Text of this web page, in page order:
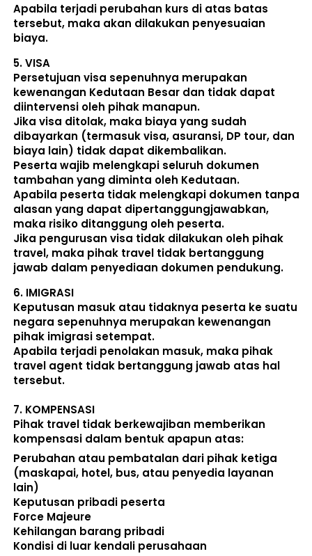
Apabila terjadi perubahan kurs di atas batas
tersebut, maka akan dilakukan penyesuaian
biaya.
5. VISA
Persetujuan visa sepenuhnya merupakan
kewenangan Kedutaan Besar dan tidak dapat
diintervensi oleh pihak manapun.
Jika visa ditolak, maka biaya yang sudah
dibayarkan (termasuk visa, asuransi, DP tour, dan
biaya lain) tidak dapat dikembalikan.
Peserta wajib melengkapi seluruh dokumen
tambahan yang diminta oleh Kedutaan.
Apabila peserta tidak melengkapi dokumen tanpa
alasan yang dapat dipertanggungjawabkan,
maka risiko ditanggung oleh peserta.
Jika pengurusan visa tidak dilakukan oleh pihak
travel, maka pihak travel tidak bertanggung
jawab dalam penyediaan dokumen pendukung.
6. IMIGRASI
Keputusan masuk atau tidaknya peserta ke suatu
negara sepenuhnya merupakan kewenangan
pihak imigrasi setempat.
Apabila terjadi penolakan masuk, maka pihak
travel agent tidak bertanggung jawab atas hal
tersebut.
7. KOMPENSASI
Pihak travel tidak berkewajiban memberikan
kompensasi dalam bentuk apapun atas:
Perubahan atau pembatalan dari pihak ketiga
(maskapai, hotel, bus, atau penyedia layanan
lain)
Keputusan pribadi peserta
Force Majeure
Kehilangan barang pribadi
Kondisi di luar kendali perusahaan